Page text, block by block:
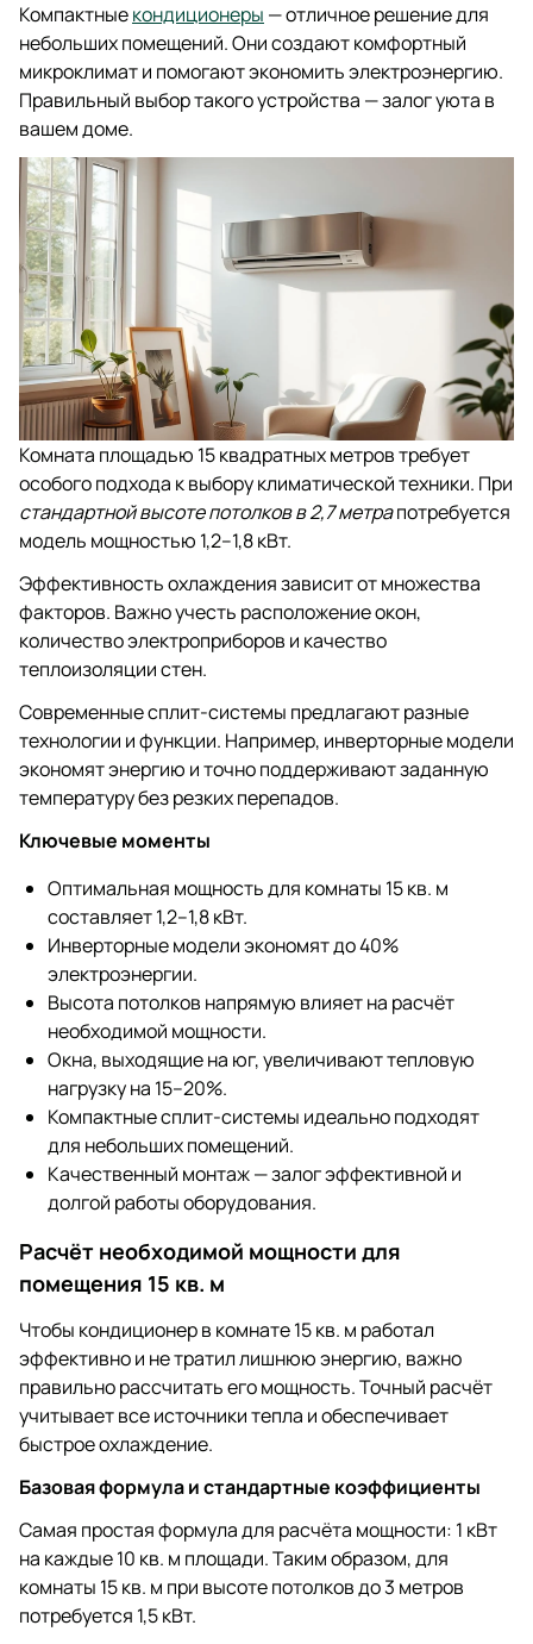
Компактныекондиционеры — отличное решение для
небольших помещений. Они создают комфортный
микроклимат и помогают экономить электроэнергию.
Правильный выбор такого устройства — залог уюта в
вашем доме.
Комната площадью 15 квадратных метров требует
особого подхода к выбору климатической техники. При
стандартной высоте потолков в 2,7 метрапотребуется
модель мощностью 1,2–1,8 кВт.
Эффективность охлаждения зависит от множества
факторов. Важно учесть расположение окон,
количество электроприборов и качество
теплоизоляции стен.
Современные сплит-системы предлагают разные
технологии и функции. Например, инверторные модели
экономят энергию и точно поддерживают заданную
температуру без резких перепадов.
Ключевые моменты
Оптимальная мощность для комнаты 15 кв. м
составляет 1,2–1,8 кВт.
Инверторные модели экономят до 40%
электроэнергии.
Высота потолков напрямую влияет на расчёт
необходимой мощности.
Окна, выходящие на юг, увеличивают тепловую
нагрузку на 15–20%.
Компактные сплит-системы идеально подходят
для небольших помещений.
Качественный монтаж — залог эффективной и
долгой работы оборудования.
Расчёт необходимой мощности для
помещения 15 кв. м
Чтобы кондиционер в комнате 15 кв. м работал
эффективно и не тратил лишнюю энергию, важно
правильно рассчитать его мощность. Точный расчёт
учитывает все источники тепла и обеспечивает
быстрое охлаждение.
Базовая формула и стандартные коэффициенты
Самая простая формула для расчёта мощности: 1 кВт
на каждые 10 кв. м площади. Таким образом, для
комнаты 15 кв. м при высоте потолков до 3 метров
потребуется 1,5 кВт.